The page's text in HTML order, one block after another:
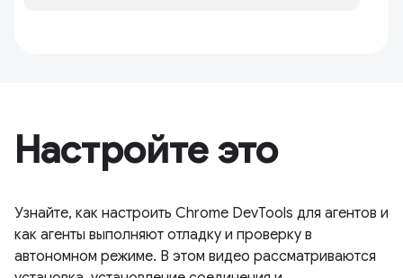
Настройте это
Узнайте, как настроить Chrome DevTools для агентов и
как агенты выполняют отладку и проверку в
автономном режиме. В этом видео рассматриваются